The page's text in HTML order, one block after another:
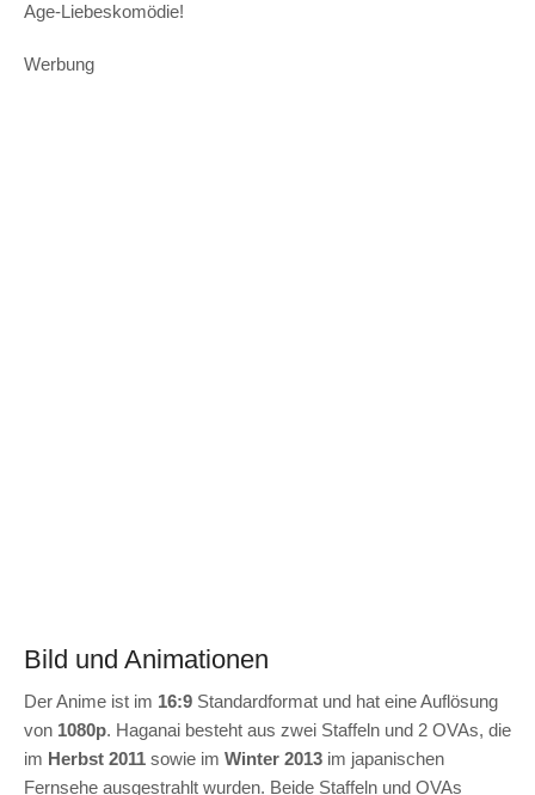
Age-Liebeskomödie!
Werbung
Bild und Animationen
Der Anime ist im 16:9 Standardformat und hat eine Auflösung
von 1080p. Haganai besteht aus zwei Staffeln und 2 OVAs, die
im Herbst 2011 sowie im Winter 2013 im japanischen
Fernsehe ausgestrahlt wurden. Beide Staffeln und OVAs